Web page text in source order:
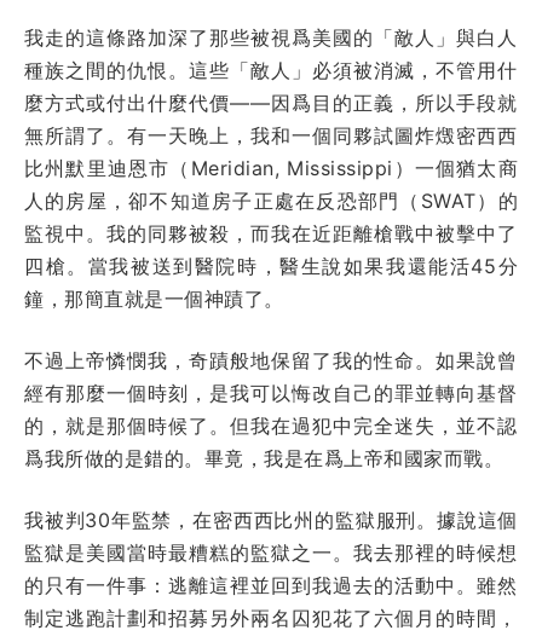
我走的這條路加深了那些被視爲美國的「敵人」與白人
種族之間的仇恨。這些「敵人」必須被消滅，不管用什
麼方式或付出什麼代價——因爲目的正義，所以手段就
無所謂了。有一天晚上，我和一個同夥試圖炸燬密西西
比州默里迪恩市（Meridian, Mississippi）一個猶太商
人的房屋，卻不知道房子正處在反恐部門（SWAT）的
監視中。我的同夥被殺，而我在近距離槍戰中被擊中了
四槍。當我被送到醫院時，醫生說如果我還能活45分
鐘，那簡直就是一個神蹟了。
不過上帝憐憫我，奇蹟般地保留了我的性命。如果說曾
經有那麼一個時刻，是我可以悔改自己的罪並轉向基督
的，就是那個時候了。但我在過犯中完全迷失，並不認
爲我所做的是錯的。畢竟，我是在爲上帝和國家而戰。
我被判30年監禁，在密西西比州的監獄服刑。據說這個
監獄是美國當時最糟糕的監獄之一。我去那裡的時候想
的只有一件事：逃離這裡並回到我過去的活動中。雖然
制定逃跑計劃和招募另外兩名囚犯花了六個月的時間，